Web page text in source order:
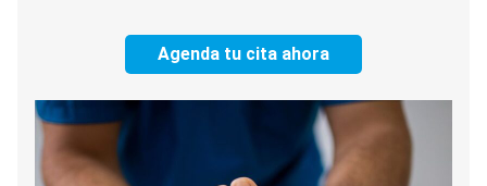
Agenda tu cita ahora